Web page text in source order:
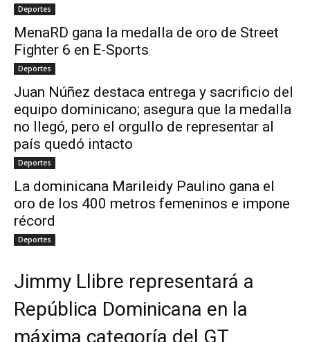
Deportes
MenaRD gana la medalla de oro de Street
Fighter 6 en E-Sports
Deportes
Juan Núñez destaca entrega y sacrificio del
equipo dominicano; asegura que la medalla
no llegó, pero el orgullo de representar al
país quedó intacto
Deportes
La dominicana Marileidy Paulino gana el
oro de los 400 metros femeninos e impone
récord
Deportes
Jimmy Llibre representará a
República Dominicana en la
máxima categoría del GT